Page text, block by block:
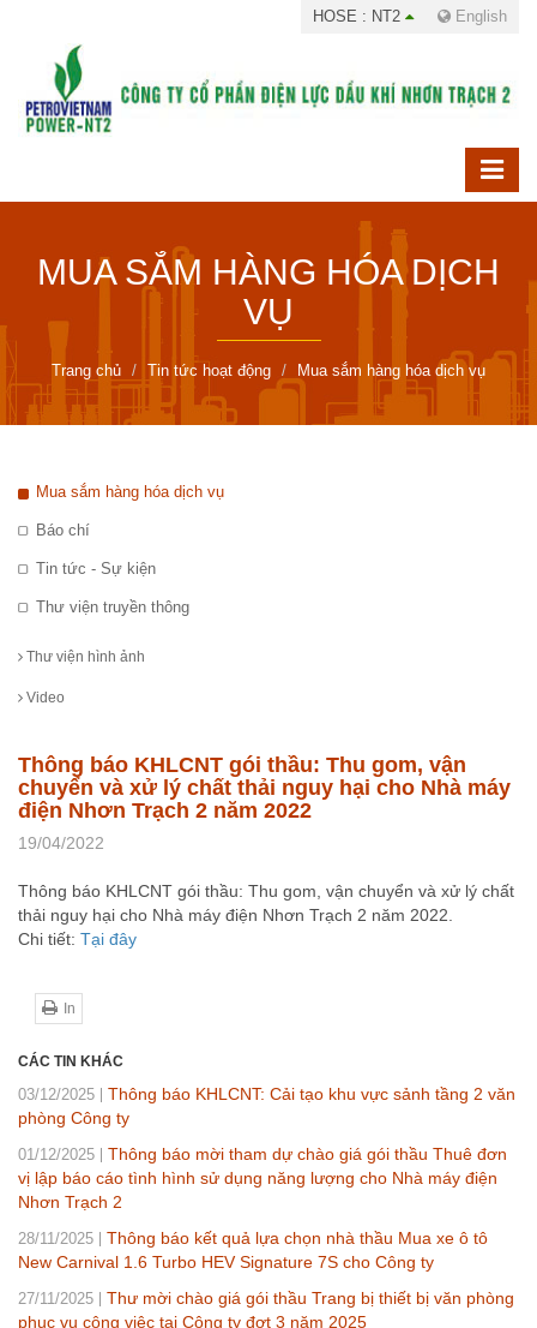
HOSE : NT2 English
MUA SẮM HÀNG HÓA DỊCH
VỤ
Trang chủ Tin tức hoạt động Mua sắm hàng hóa dịch vụ
Mua sắm hàng hóa dịch vụ
Báo chí
Tin tức - Sự kiện
Thư viện truyền thông
Thư viện hình ảnh
Video
Thông báo KHLCNT gói thầu: Thu gom, vận
chuyển và xử lý chất thải nguy hại cho Nhà máy
điện Nhơn Trạch 2 năm 2022
19/04/2022
Thông báo KHLCNT gói thầu: Thu gom, vận chuyển và xử lý chất
thải nguy hại cho Nhà máy điện Nhơn Trạch 2 năm 2022.
Chi tiết: Tại đây
In
CÁC TIN KHÁC
03/12/2025
Thông báo KHLCNT: Cải tạo khu vực sảnh tầng 2 văn
phòng Công ty
01/12/2025
Thông báo mời tham dự chào giá gói thầu Thuê đơn
vị lập báo cáo tình hình sử dụng năng lượng cho Nhà máy điện
Nhơn Trạch 2
28/11/2025
Thông báo kết quả lựa chọn nhà thầu Mua xe ô tô
New Carnival 1.6 Turbo HEV Signature 7S cho Công ty
27/11/2025
Thư mời chào giá gói thầu Trang bị thiết bị văn phòng
phục vụ công việc tại Công ty đợt 3 năm 2025